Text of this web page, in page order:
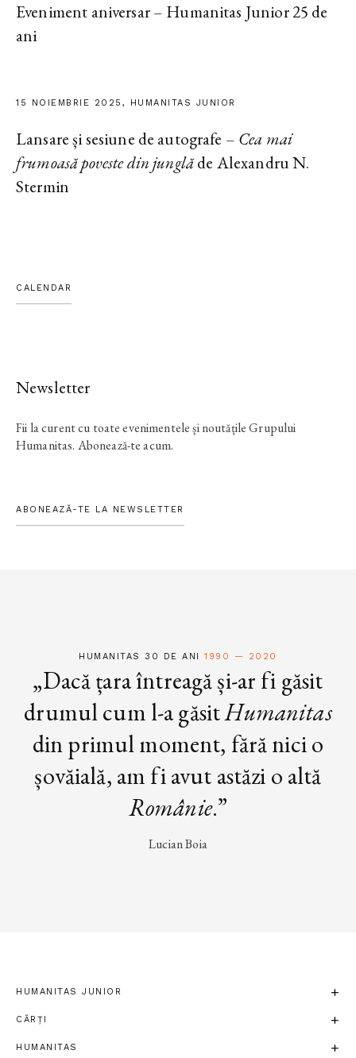
Eveniment aniversar – Humanitas Junior 25 de
ani
15 NOIEMBRIE 2025, HUMANITAS JUNIOR
Lansare și sesiune de autografe – Cea mai
frumoasă poveste din junglăde Alexandru N.
Stermin
CALENDAR
Newsletter
Fii la curent cu toate evenimentele și noutățile Grupului
Humanitas. Abonează-te acum.
ABONEAZĂ-TE LA NEWSLETTER
HUMANITAS 30 DE ANI1990 — 2020
„Dacă țara întreagă și-ar fi găsit
drumul cum l-a găsitHumanitas
din primul moment, fără nici o
șovăială, am fi avut astăzi o altă
Românie.”
Lucian Boia
HUMANITAS JUNIOR
CĂRȚI
HUMANITAS